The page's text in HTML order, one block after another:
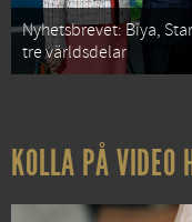
Nyhetsbrevet: Biya,
tre världsdelar
KOLLA PÅ VIDEO